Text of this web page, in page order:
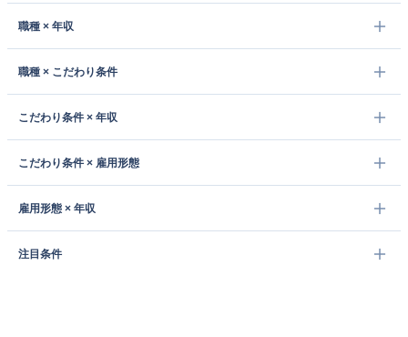
職種 × 年収
職種 × こだわり条件
こだわり条件 × 年収
こだわり条件 × 雇用形態
雇用形態 × 年収
注目条件